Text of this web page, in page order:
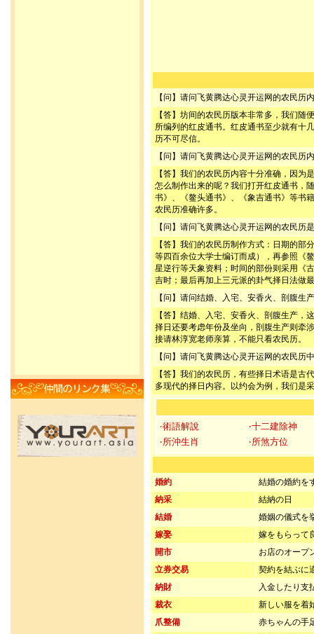
【问】请问飞黄腾达心灵开运网的农民
【答】坊间的农民历版本非常多，我们
所编列的红皮通书。红皮通书至少就有十
历不可尽信。
【问】请问飞黄腾达心灵开运网的农民历
【答】我们的农民历内容十分准确，因
怎么制作出来的呢？我们打开红皮通书，
书》、《鳌头通书》、《象吉通书》等书
农民历准确许多。
【问】请问飞黄腾达心灵开运网的农民历
【答】我们的农民历制作方式：日期的
等四百余位大学士编订而成），再参照《
星逆行等天象资料；时间的部份则采用《
吉时；最后再加上三元派的卦气择日法做
【问】请问结婚、入宅、安香火、剖腹
【答】结婚、入宅、安香火、剖腹生产
择日还要考虑年份及坐向，剖腹生产则牵
接请林淳宽老师亲算，不能只看农民历。
【问】请问飞黄腾达心灵开运网的农民
【答】我们的农民历，有些择日术语是
多现代的择日内容。以约会为例，我们是
‧術語解說
‧十二建除神
‧所沖生肖
‧所煞方位
婚約
結婚の婚約を
納采
結納の日
結婚
婚姻の儀式を
嫁娶
嫁をもらって
開市
お店のオープ
立券交易
契約を結ぶに
納財
入金したり支
裁衣
新しい服を着
爪整備
赤ちゃんの手